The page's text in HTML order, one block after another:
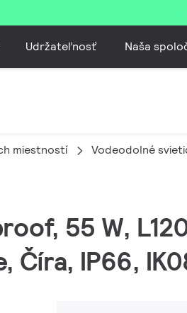
Udržateľnosť Naša
miestností Vodeodolné
55 W,
Číra, IP66,